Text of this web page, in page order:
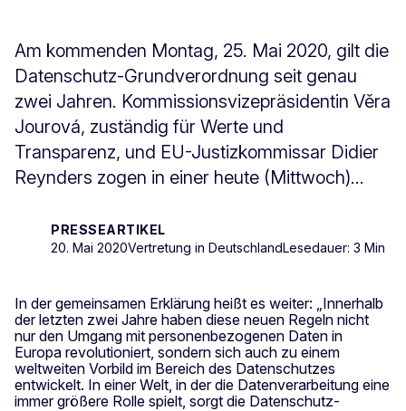
Am kommenden Montag, 25. Mai 2020, gilt die
Datenschutz-Grundverordnung seit genau
zwei Jahren. Kommissionsvizepräsidentin Věra
Jourová, zuständig für Werte und
Transparenz, und EU-Justizkommissar Didier
Reynders zogen in einer heute (Mittwoch)...
PRESSEARTIKEL
20. Mai 2020Vertretung in DeutschlandLesedauer: 3 Min
In der gemeinsamen Erklärung heißt es weiter: „Innerhalb
der letzten zwei Jahre haben diese neuen Regeln nicht
nur den Umgang mit personenbezogenen Daten in
Europa revolutioniert, sondern sich auch zu einem
weltweiten Vorbild im Bereich des Datenschutzes
entwickelt. In einer Welt, in der die Datenverarbeitung eine
immer größere Rolle spielt, sorgt die Datenschutz-